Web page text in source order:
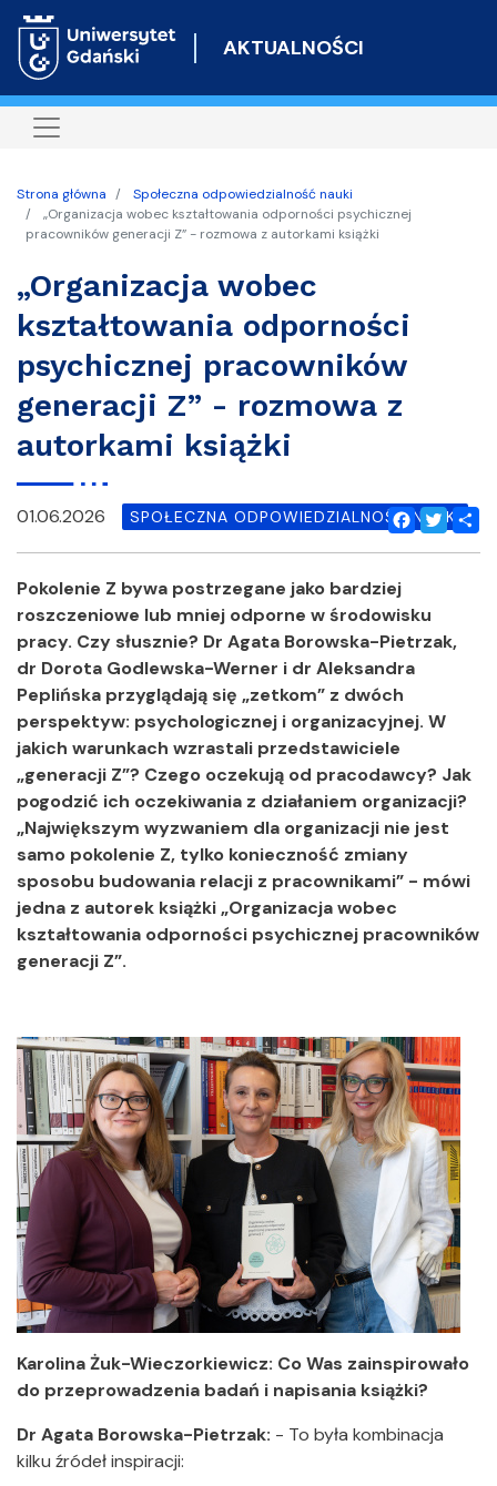
do
AKTUALNOŚCI
Strona główna
Społeczna odpowiedzialność nauki
„Organizacja wobec kształtowania odporności psychicznej
pracowników generacji Z” - rozmowa z autorkami książki
„Organizacja wobec
kształtowania odporności
psychicznej pracowników
generacji Z” - rozmowa z
autorkami książki
Facebook
Twitter
01.06.2026 SPOŁECZNA ODPOWIEDZIALNOŚĆ NAUKI
Pokolenie Z bywa postrzegane jako bardziej
roszczeniowe lub mniej odporne w środowisku
pracy. Czy słusznie? Dr Agata Borowska-Pietrzak,
dr Dorota Godlewska-Werner i dr Aleksandra
Peplińska przyglądają się „zetkom” z dwóch
perspektyw: psychologicznej i organizacyjnej. W
jakich warunkach wzrastali przedstawiciele
„generacji Z”? Czego oczekują od pracodawcy? Jak
pogodzić ich oczekiwania z działaniem organizacji?
„Największym wyzwaniem dla organizacji nie jest
samo pokolenie Z, tylko konieczność zmiany
sposobu budowania relacji z pracownikami” - mówi
jedna z autorek książki „Organizacja wobec
kształtowania odporności psychicznej pracowników
generacji Z”.
Karolina Żuk-Wieczorkiewicz: Co Was zainspirowało
do przeprowadzenia badań i napisania książki?
Dr Agata Borowska-Pietrzak: - To była kombinacja
kilku źródeł inspiracji: